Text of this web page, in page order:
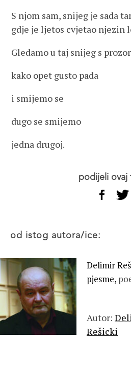
S njom sam, snijeg je sada
gdje je ljetos cvjetao njezin
Gledamo u taj snijeg s
kako opet gusto pada
i smijemo se
dugo se smijemo
jedna drugoj.
podijeli
od istog autora/ice:
Delimir
pjesme,
Autor:
Rešicki